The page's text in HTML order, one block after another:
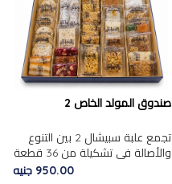
صندوق المولد الخاص 2
تجمع علبة سبيشال 2 بين التنوع
والأصالة في تشكيلة من 36 قطعة
تضم أشهر حلويات المولد الشرقية.
950.00 جنيه